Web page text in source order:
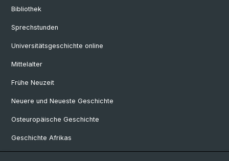
Bibliothek
Sprechstunden
Universitätsgeschichte online
Mittelalter
Frühe Neuzeit
Neuere und Neueste Geschichte
Osteuropäische Geschichte
Geschichte Afrikas